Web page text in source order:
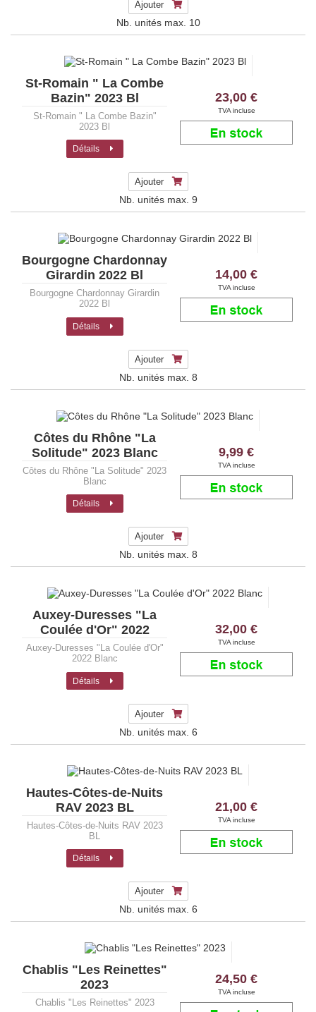
Ajouter
Nb. unités max. 10
St-Romain " La Combe
Bazin" 2023 Bl
St-Romain " La Combe Bazin"
2023 Bl
Détails
23,00 €
TVA incluse
Ajouter
Nb. unités max. 9
Bourgogne Chardonnay
Girardin 2022 Bl
Bourgogne Chardonnay Girardin
2022 Bl
Détails
14,00 €
TVA incluse
Ajouter
Nb. unités max. 8
Côtes du Rhône "La
Solitude" 2023 Blanc
Côtes du Rhône "La Solitude" 2023
Blanc
Détails
9,99 €
TVA incluse
Ajouter
Nb. unités max. 8
Auxey-Duresses "La
Coulée d'Or" 2022
Blanc
Auxey-Duresses "La Coulée d'Or"
2022 Blanc
Détails
32,00 €
TVA incluse
Ajouter
Nb. unités max. 6
Hautes-Côtes-de-Nuits
RAV 2023 BL
Hautes-Côtes-de-Nuits RAV 2023
BL
Détails
21,00 €
TVA incluse
Ajouter
Nb. unités max. 6
Chablis "Les Reinettes"
2023
Chablis "Les Reinettes" 2023
24,50 €
TVA incluse